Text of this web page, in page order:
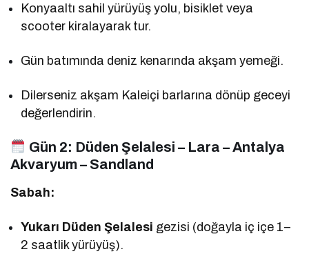
Konyaaltı sahil yürüyüş yolu, bisiklet veya
scooter kiralayarak tur.
Gün batımında deniz kenarında akşam yemeği.
Dilerseniz akşam Kaleiçi barlarına dönüp geceyi
değerlendirin.
Gün 2: Düden Şelalesi – Lara – Antalya
Akvaryum – Sandland
Sabah:
Yukarı Düden Şelalesi gezisi (doğayla iç içe 1–
2 saatlik yürüyüş).